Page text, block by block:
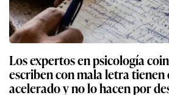
Los expertos en psicología
escriben con mala letra
acelerado y no lo hacen por